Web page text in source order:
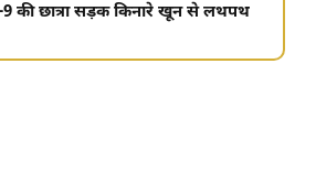
की छात्रा सड़क किनारे खून से लथपथ